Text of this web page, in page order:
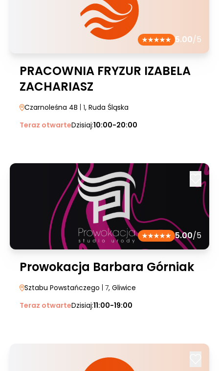
5.00/5
PRACOWNIA FRYZUR IZABELA
ZACHARIASZ
Czarnoleśna 4B | 1, Ruda Śląska
Teraz otwarteDzisiaj:10:00-20:00
5.00/5
Prowokacja Barbara Górniak
Sztabu Powstańczego | 7, Gliwice
Teraz otwarteDzisiaj:11:00-19:00